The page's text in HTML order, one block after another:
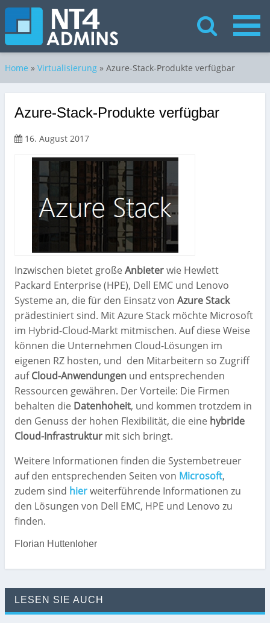
Home » Virtualisierung » Azure-Stack-Produkte verfügbar
Azure-Stack-Produkte verfügbar
16. August 2017
Inzwischen bietet große Anbieterwie Hewlett
Packard Enterprise (HPE), Dell EMC und Lenovo
Systeme an, die für den Einsatz von Azure Stack
prädestiniert sind. Mit Azure Stack möchte Microsoft
im Hybrid-Cloud-Markt mitmischen. Auf diese Weise
können die Unternehmen Cloud-Lösungen im
eigenen RZ hosten, und den Mitarbeitern so Zugriff
aufCloud-Anwendungen und entsprechenden
Ressourcen gewähren. Der Vorteile: Die Firmen
behalten die Datenhoheit, und kommen trotzdem in
den Genuss der hohen Flexibilität, die eine hybride
Cloud-Infrastruktur mit sich bringt.
Weitere Informationen finden die Systembetreuer
auf den entsprechenden Seiten von Microsoft,
zudem sind hierweiterführende Informationen zu
den Lösungen von Dell EMC, HPE und Lenovo zu
finden.
Florian Huttenloher
LESEN SIE AUCH